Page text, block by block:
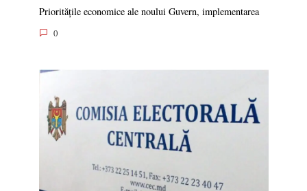
Prioritățile economice ale noului Guvern, implementarea
0